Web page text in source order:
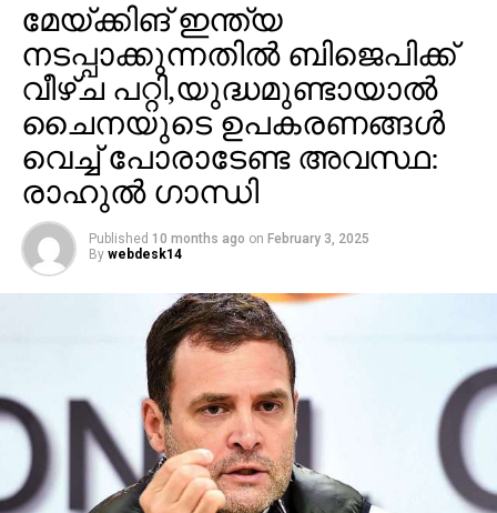
മേയ്ക്കിങ് ഇന്ത്യ
നടപ്പാക്കുന്നതില്‍ ബിജെപിക്ക്
വീഴ്ച പറ്റി,യുദ്ധമുണ്ടായാൽ
ചൈനയുടെ ഉപകരണങ്ങൾ
വെച്ച് പോരാടേണ്ട അവസ്ഥ:
രാഹുല്‍ ഗാന്ധി
Published 10 months ago on February 3, 2025
By webdesk14